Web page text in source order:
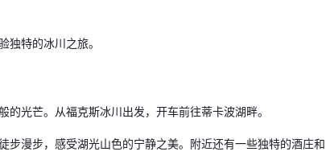
特的冰川之旅。
光芒。从福克斯冰川出发，开车前往蒂卡波湖畔。
漫步，感受湖光山色的宁静之美。附近还有一些独特的酒庄和